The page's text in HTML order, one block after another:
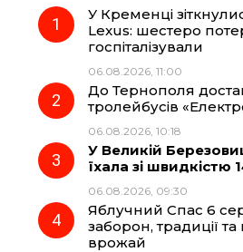
e
o
o
e
r
a
m
У Кременці
Lexus: шестеро
госпіталізували
06.08.2026, 11:00
До Тернополя
тролейбусів
06.08.2026, 10:18
У Великій
їхала зі швидкістю
06.08.2026, 09:30
Яблучний Спас 6
заборон, традиції
врожай